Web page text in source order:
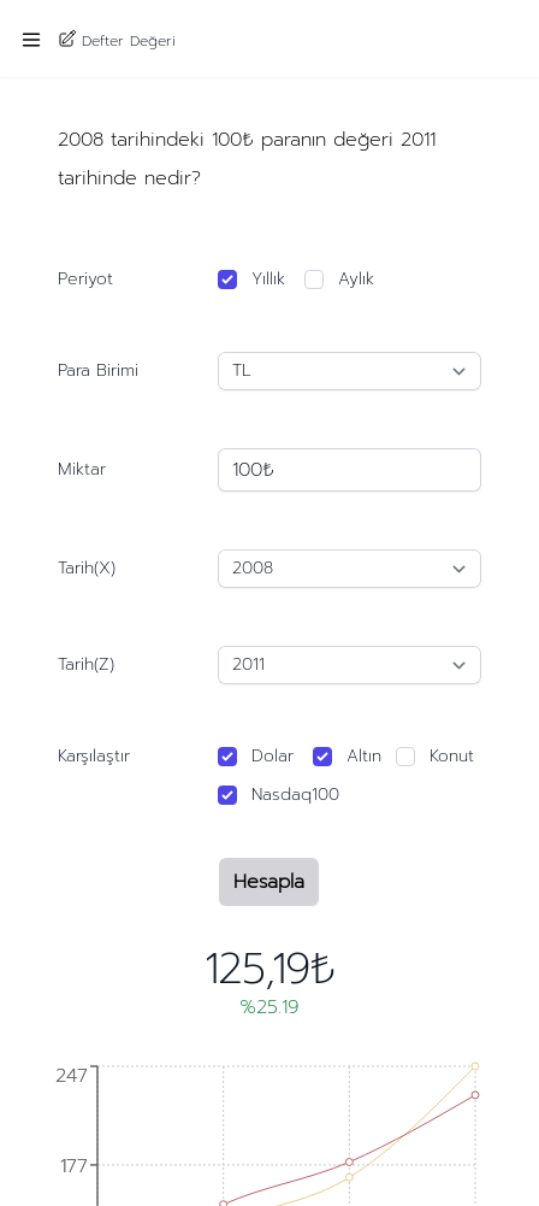
Defter Değeri
2008 tarihindeki 100₺ paranın değeri 2011
tarihinde nedir?
Periyot Yıllık Aylık
Para Birimi
Miktar
Tarih(X)
Tarih(Z)
Karşılaştır Dolar Altın
Konut
Nasdaq100
Hesapla
125,19₺
%25.19
177
247
177
247